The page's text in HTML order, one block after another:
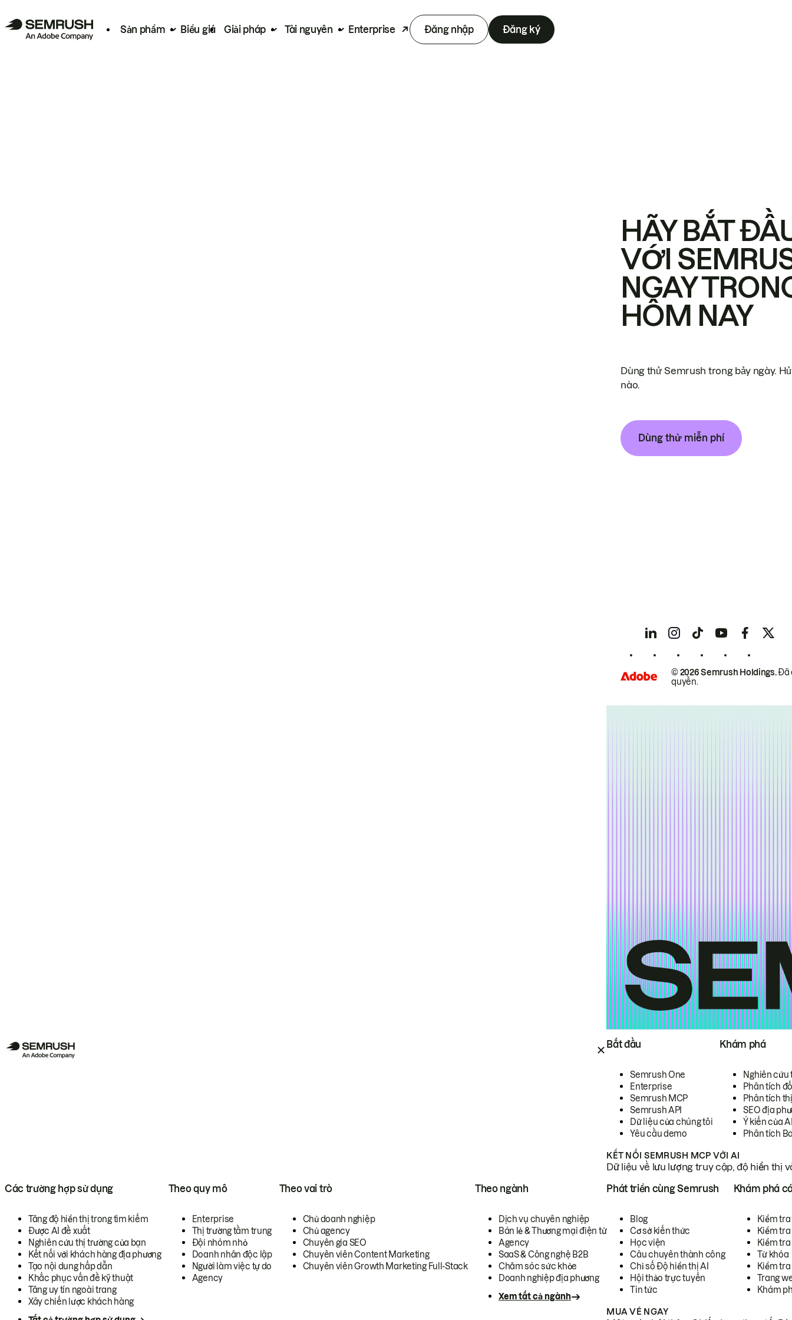
Sản phẩm Biểu giá Giải pháp Tài nguyên Enterprise Đăng nhập Đăng ký
Bắt đầu
Semrush One
Enterprise
Semrush MCP
Semrush API
Dữ liệu của chúng tôi
Yêu cầu demo
Khám phá
Nghiên cứu
Phân tích
Phân tích
SEO địa
Ý kiến của
Phân tích
KẾT NỐI SEMRUSH MCP VỚI AI
Dữ liệu về lưu lượng truy cập, độ hiển thị
Các trường hợp sử dụng
Tăng độ hiển thị trong tìm kiếm
Được AI đề xuất
Nghiên cứu thị trường của bạn
Kết nối với khách hàng địa phương
Tạo nội dung hấp dẫn
Khắc phục vấn đề kỹ thuật
Tăng uy tín ngoài trang
Xây chiến lược khách hàng
Theo quy mô
Enterprise
Thị trường tầm trung
Đội nhóm nhỏ
Doanh nhân độc lập
Người làm việc tự do
Agency
Theo vai trò
Chủ doanh nghiệp
Chủ agency
Chuyên gia SEO
Chuyên viên Content Marketing
Chuyên viên Growth Marketing Full-Stack
Theo ngành
Dịch vụ chuyên nghiệp
Bán lẻ & Thương mại điện tử
Agency
SaaS & Công nghệ B2B
Chăm sóc sức khỏe
Doanh nghiệp địa phương
Xem tất cả ngành
Phát triển cùng Semrush
Blog
Cơ sở kiến thức
Học viện
Câu chuyên thành công
Chỉ số Độ hiển thị AI
Hội thảo trực tuyến
Tin tức
Khám phá
Kiểm
Kiểm tra
Kiểm
Từ khóa
Kiểm
Trang
Khám
MUA VÉ NGAY
HÃY BẮT
VỚI
NGAY
HÔM NAY
Dùng thử Semrush trong bảy ngày.
nào.
Dùng thử miễn phí
© 2026 Semrush Holdings.Đã
quyền.